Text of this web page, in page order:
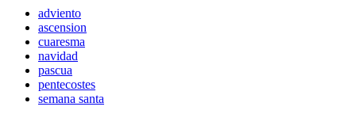
adviento
ascension
cuaresma
navidad
pascua
pentecostes
semana santa